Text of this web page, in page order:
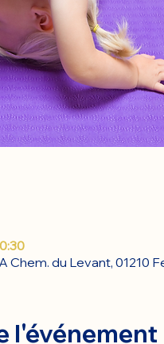
Chem. du Levant, 01210
l'événement